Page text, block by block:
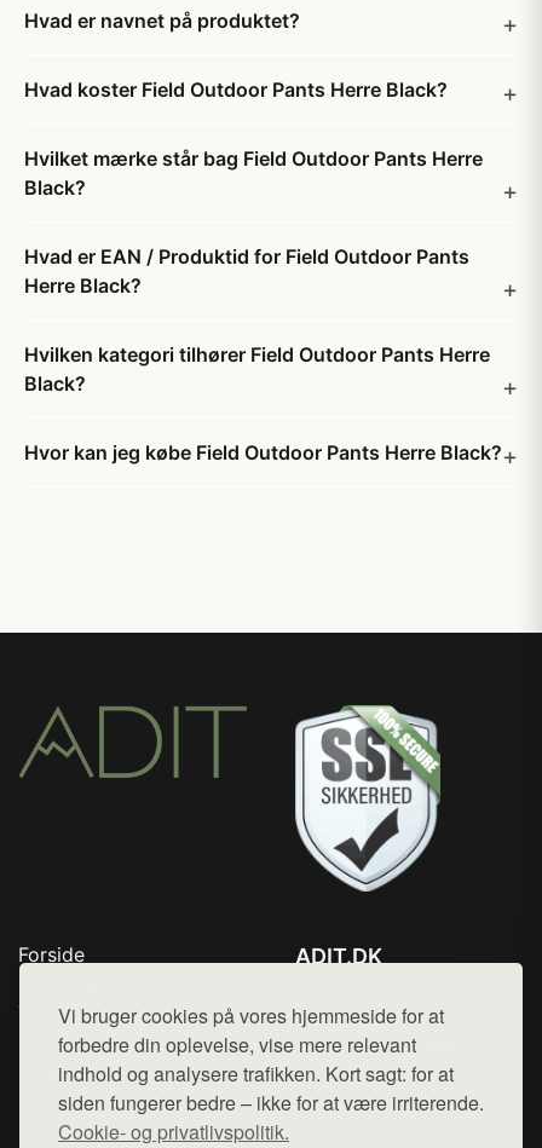
Vi bruger cookies på vores hjemmeside for at
forbedre din oplevelse, vise mere relevant
indhold og analysere trafikken. Kort sagt: for at
siden fungerer bedre – ikke for at være irriterende.
Cookie- og privatlivspolitik.
Hvad er navnet på produktet?
Hvad koster Field Outdoor Pants Herre Black?
Hvilket mærke står bag Field Outdoor Pants Herre
Black?
Hvad er EAN / Produktid for Field Outdoor Pants
Herre Black?
Hvilken kategori tilhører Field Outdoor Pants Herre
Black?
Hvor kan jeg købe Field Outdoor Pants Herre Black?
Forside
Top Rabatter
Blog
Kontakt
ADIT.DK
Mail: hej@want.dk
Cookie- og privatlivspolitik